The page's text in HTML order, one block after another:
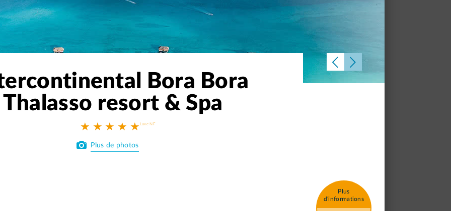
Bora Bora
Thalasso resort & Spa
★ ★ ★ ★ ★
Plus de photos
Plus
d'informations